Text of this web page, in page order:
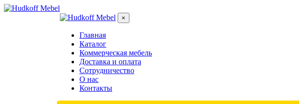
×
Главная
Каталог
Коммерческая мебель
Доставка и оплата
Сотрудничество
О нас
Контакты